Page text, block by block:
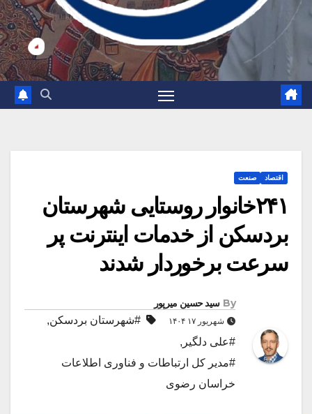
اقتصاد صنعت
۲۴۱خانوار روستایی شهرستان
بردسکن از خدمات اینترنت پر
سرعت برخوردار شدند
By سید حسین میرپور
شهریور ۱۷ ۱۴۰۴ #شهرستان بردسکن,
#علی دلگیر ,
#مدیر کل ارتباطات و فناوری اطلاعات
خراسان رضوی